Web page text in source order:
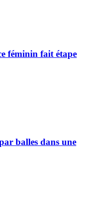
féminin fait étape
balles dans une